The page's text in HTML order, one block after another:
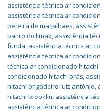
assistência técnica ar
assistência técnica ar
pereira de magalhães,
bairro do limão, assistência
funda, assistência técnica ar
assistência técnica ar
técnica ar condicionado hitachi
condicionado hitachi brás,
hitachi brigadeiro luiz antõnio,
hitachi brooklin, assistência
assistência técnica ar